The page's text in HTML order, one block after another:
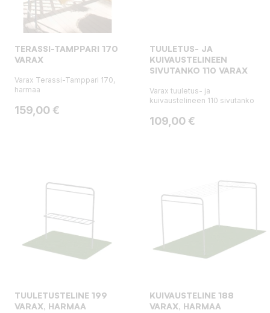
TERASSI-TAMPPARI 170
VARAX
Varax Terassi-Tamppari 170,
harmaa
Hinta
159,00 €
TUULETUS- JA
KUIVAUSTELINEEN
SIVUTANKO 110 VARAX
Varax tuuletus- ja
kuivaustelineen 110 sivutanko
Hinta
109,00 €
TUULETUSTELINE 199
VARAX, HARMAA
KUIVAUSTELINE 188
VARAX, HARMAA